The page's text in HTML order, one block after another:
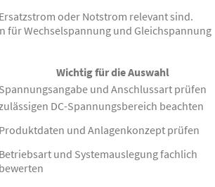
oder Notstrom relevant sind.
für Wechselspannung und Gleichspannung
Wichtig für die Auswahl
Spannungsangabe und Anschlussart prüfen
DC-Spannungsbereich beachten
Produktdaten und Anlagenkonzept prüfen
Betriebsart und Systemauslegung fachlich
bewerten